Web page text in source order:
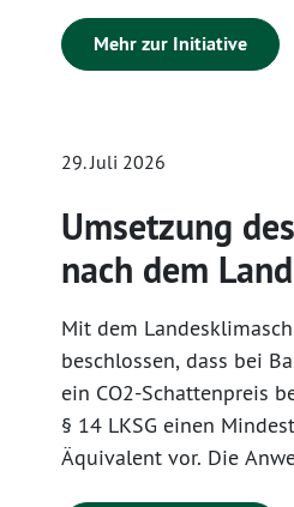
Freiheiten abgewogen
Abwägung bisweilen
Mehr zur Initiative
29. Juli 2026
Umsetzung
nach dem
Mit dem
beschlossen, dass bei
ein CO2-Schattenpreis
§ 14 LKSG einen
Äquivalent vor. Die